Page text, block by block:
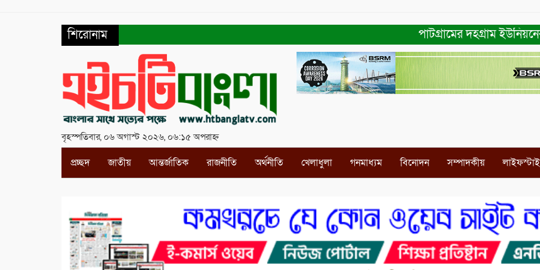
শিরোনাম পাটগ্রামের দহগ্রাম ইউনিয়নের
বৃহস্পতিবার, ০৬ অগাস্ট ২০২৬, ০৬:১৫ অপরাহ্ন
প্রচ্ছদ জাতীয় আন্তর্জাতিক রাজনীতি অর্থনীতি খেলাধুলা গনমাধ্যম বিনোদন সম্পাদকীয়